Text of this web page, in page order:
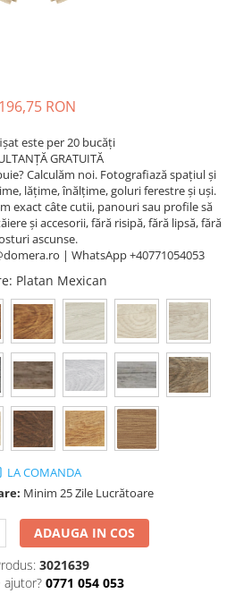
196,75 RON
este per 20 bucăți
GRATUITĂ
Calculăm noi. Fotografiază spațiul și
lățime, înălțime, goluri ferestre și uși.
exact câte cutii, panouri sau profile să
și accesorii, fără risipă, fără lipsă, fără
ascunse.
| WhatsApp +40771054053
: Platan Mexican
LA COMANDA
Minim 25 Zile Lucrătoare
ADAUGA IN COS
3021639
ajutor? 0771 054 053